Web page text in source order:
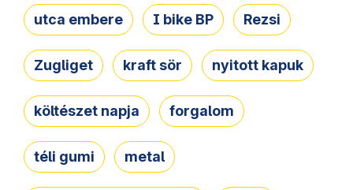
utca embere I bike BP Rezsi
Zugliget kraft sör nyitott kapuk
költészet napja forgalom
téli gumi metal